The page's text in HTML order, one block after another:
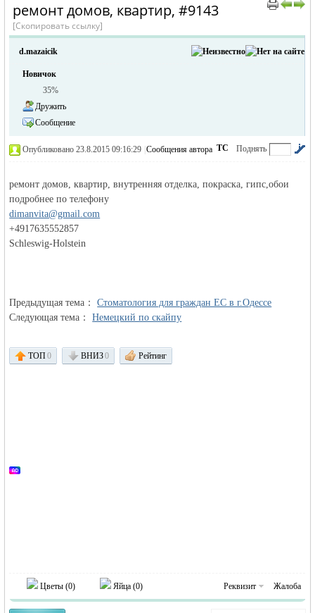
жизнь и
› ›
ремонт домов, квартир, #9143
[Скопировать ссылку]
d.mazaicik
Новичок
35%
Дружить
Сообщение
Поднять
ТС
Опубликовано 23.8.2015 09:16:29 Сообщения автора
ремонт домов, квартир, внутренняя отделка, покраска, гипс,обои
подробнее по телефону
dimanvita@gmail.com
+4917635552857
Schleswig-Holstein
Предыдущая тема：Стоматология для граждан ЕС в г.Одессе
Следующая тема：Немецкий по скайпу
ТОП0 ВНИЗ0 Рейтинг
Цветы (0) Яйца (0) Реквизит Жалоба